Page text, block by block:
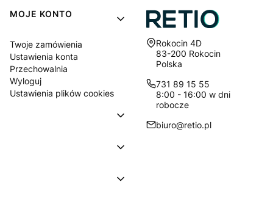
MOJE KONTO
Twoje zamówienia
Ustawienia konta
Przechowalnia
Wyloguj
Ustawienia plików cookies
Adres:
Rokocin 4D
83-200 Rokocin
Polska
731 89 15 55
8:00 - 16:00 w dni
robocze
biuro@retio.pl